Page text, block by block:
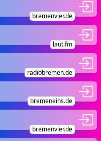
bremenvier.de
laut.fm
radiobremen.de
bremeneins.de
bremenvier.de